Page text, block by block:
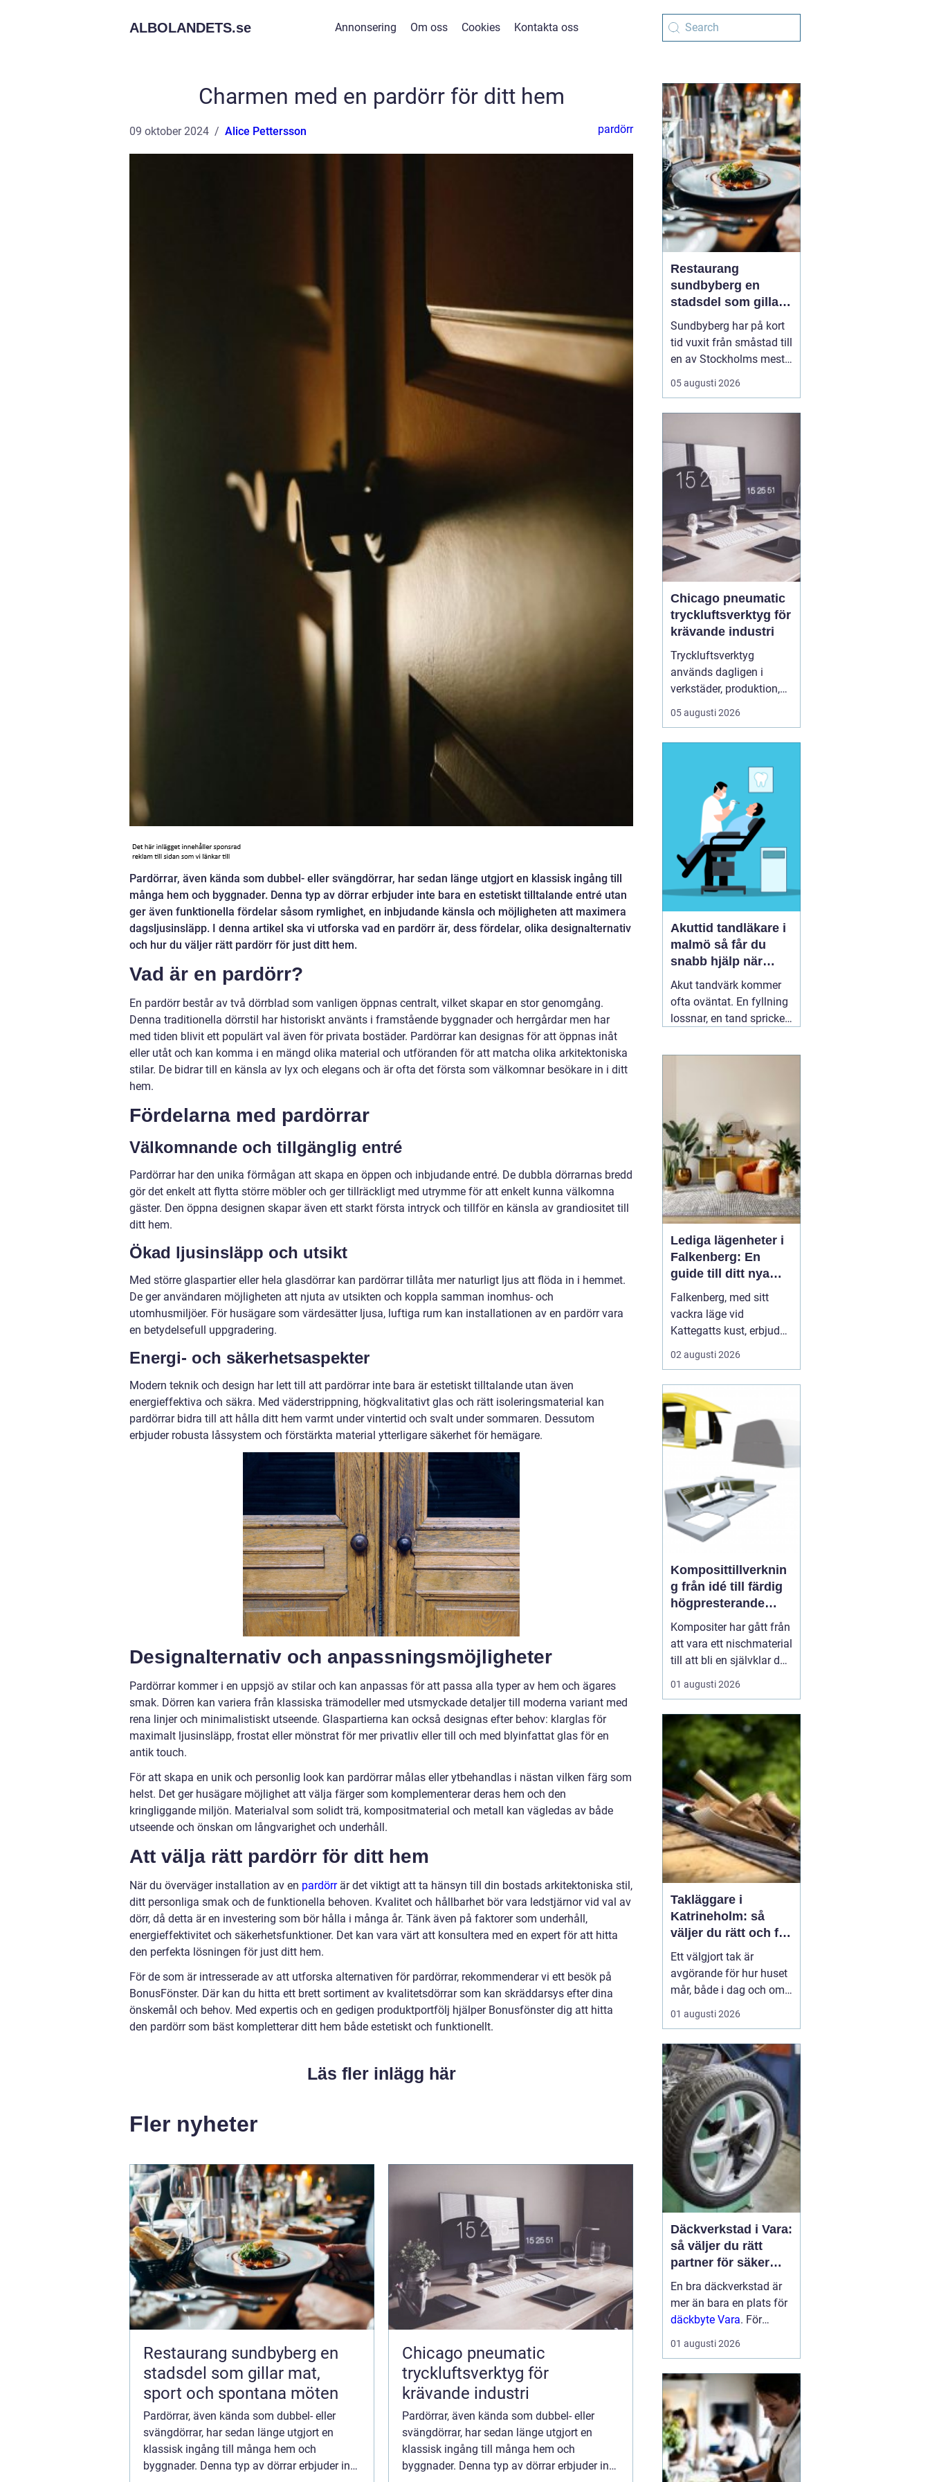
ALBOLANDETS.se Annonsering Om oss Cookies Kontakta oss
Charmen med en pardörr för ditt hem
09 oktober 2024 Alice Pettersson pardörr
Pardörrar, även kända som dubbel- eller svängdörrar, har sedan länge utgjort en klassisk ingång till
många hem och byggnader. Denna typ av dörrar erbjuder inte bara en estetiskt tilltalande entré utan
ger även funktionella fördelar såsom rymlighet, en inbjudande känsla och möjligheten att maximera
dagsljusinsläpp. I denna artikel ska vi utforska vad en pardörr är, dess fördelar, olika designalternativ
och hur du väljer rätt pardörr för just ditt hem.
Vad är en pardörr?
En pardörr består av två dörrblad som vanligen öppnas centralt, vilket skapar en stor genomgång.
Denna traditionella dörrstil har historiskt använts i framstående byggnader och herrgårdar men har
med tiden blivit ett populärt val även för privata bostäder. Pardörrar kan designas för att öppnas inåt
eller utåt och kan komma i en mängd olika material och utföranden för att matcha olika arkitektoniska
stilar. De bidrar till en känsla av lyx och elegans och är ofta det första som välkomnar besökare in i ditt
hem.
Fördelarna med pardörrar
Välkomnande och tillgänglig entré
Pardörrar har den unika förmågan att skapa en öppen och inbjudande entré. De dubbla dörrarnas bredd
gör det enkelt att flytta större möbler och ger tillräckligt med utrymme för att enkelt kunna välkomna
gäster. Den öppna designen skapar även ett starkt första intryck och tillför en känsla av grandiositet till
ditt hem.
Ökad ljusinsläpp och utsikt
Med större glaspartier eller hela glasdörrar kan pardörrar tillåta mer naturligt ljus att flöda in i hemmet.
De ger användaren möjligheten att njuta av utsikten och koppla samman inomhus- och
utomhusmiljöer. För husägare som värdesätter ljusa, luftiga rum kan installationen av en pardörr vara
en betydelsefull uppgradering.
Energi- och säkerhetsaspekter
Modern teknik och design har lett till att pardörrar inte bara är estetiskt tilltalande utan även
energieffektiva och säkra. Med väderstrippning, högkvalitativt glas och rätt isoleringsmaterial kan
pardörrar bidra till att hålla ditt hem varmt under vintertid och svalt under sommaren. Dessutom
erbjuder robusta låssystem och förstärkta material ytterligare säkerhet för hemägare.
Designalternativ och anpassningsmöjligheter
Pardörrar kommer i en uppsjö av stilar och kan anpassas för att passa alla typer av hem och ägares
smak. Dörren kan variera från klassiska trämodeller med utsmyckade detaljer till moderna variant med
rena linjer och minimalistiskt utseende. Glaspartierna kan också designas efter behov: klarglas för
maximalt ljusinsläpp, frostat eller mönstrat för mer privatliv eller till och med blyinfattat glas för en
antik touch.
För att skapa en unik och personlig look kan pardörrar målas eller ytbehandlas i nästan vilken färg som
helst. Det ger husägare möjlighet att välja färger som komplementerar deras hem och den
kringliggande miljön. Materialval som solidt trä, kompositmaterial och metall kan vägledas av både
utseende och önskan om långvarighet och underhåll.
Att välja rätt pardörr för ditt hem
När du överväger installation av en pardörrär det viktigt att ta hänsyn till din bostads arkitektoniska stil,
ditt personliga smak och de funktionella behoven. Kvalitet och hållbarhet bör vara ledstjärnor vid val av
dörr, då detta är en investering som bör hålla i många år. Tänk även på faktorer som underhåll,
energieffektivitet och säkerhetsfunktioner. Det kan vara värt att konsultera med en expert för att hitta
den perfekta lösningen för just ditt hem.
För de som är intresserade av att utforska alternativen för pardörrar, rekommenderar vi ett besök på
BonusFönster. Där kan du hitta ett brett sortiment av kvalitetsdörrar som kan skräddarsys efter dina
önskemål och behov. Med expertis och en gedigen produktportfölj hjälper Bonusfönster dig att hitta
den pardörr som bäst kompletterar ditt hem både estetiskt och funktionellt.
Läs fler inlägg här
Fler nyheter
Restaurang sundbyberg en
stadsdel som gillar mat,
sport och spontana möten
Pardörrar, även kända som dubbel- eller
svängdörrar, har sedan länge utgjort en
klassisk ingång till många hem och
byggnader. Denna typ av dörrar erbjuder inte
Chicago pneumatic
tryckluftsverktyg för
krävande industri
Pardörrar, även kända som dubbel- eller
svängdörrar, har sedan länge utgjort en
klassisk ingång till många hem och
byggnader. Denna typ av dörrar erbjuder inte
Restaurang
sundbyberg en
stadsdel som gillar
mat, sport och
spontana möten
Sundbyberg har på kort
tid vuxit från småstad till
en av Stockholms mest
levande knutpunkter.
Med nya bostäder,
också restauranglivet
tagit fart. Här blandas
kvarterskrogar, trendiga
bistron och sportbarer
05 augusti 2026
Chicago pneumatic
tryckluftsverktyg för
krävande industri
Tryckluftsverktyg
används dagligen i
verkstäder, produktion,
service och underhåll. De
ska leverera högt
säkra och ergonomiska
för användaren. Chicago
Pneumatic är ett av de
mest etablerade namnen
05 augusti 2026
Akuttid tandläkare i
malmö så får du
snabb hjälp när
tanden gör ont
Akut tandvärk kommer
ofta oväntat. En fyllning
lossnar, en tand spricker
svullnar upp över en
snabbt
04 augusti 2026
Lediga lägenheter i
Falkenberg: En
guide till ditt nya
hem
Falkenberg, med sitt
vackra läge vid
Kattegatts kust, erbjuder
en unik livsupplevelse
för privatpersoner och
letar efter lediga
lägenheter Falkenberg,
finns det ett flertal
möjligheter att utforska.
02 augusti 2026
Komposittillverknin
g från idé till färdig
högpresterande
produkt
Kompositer har gått från
att vara ett nischmaterial
till att bli en självklar del
i allt från vindkraftverk
och tåg till
specialfordon.
Komposittillverkning
handlar om att
kombinera två eller fler
material för att skapa
något som...
01 augusti 2026
Takläggare i
Katrineholm: så
väljer du rätt och får
ett tak som håller
Ett välgjort tak är
avgörande för hur huset
mår, både i dag och om
tjugo år. I Katrineholm
märks varje årstid
regniga höstar och heta
sommardagar sliter hårt
på...
01 augusti 2026
Däckverkstad i Vara:
så väljer du rätt
partner för säker
körning året runt
En bra däckverkstad är
mer än bara en plats för
däckbyte Vara. För
bilägare i Vara handlar
valet om säkerhet,
01 augusti 2026